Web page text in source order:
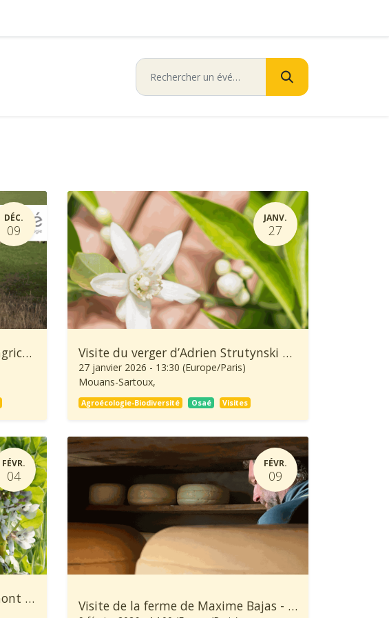
DÉC.
09
Comment concilier production agricole et préservation de la biodiversité ?
JANV.
27
Visite du verger d’Adrien Strutynski et de Jean-Nöel Falcou - 🌱 Quinzaine de l'Agroécologie
27 janvier 2026 - 13:30 (Europe/Paris)
Mouans-Sartoux,
Agroécologie-Biodiversité Osaé Visites
FÉVR.
04
Visite de la ferme de Sylvain Pimont - 🌱 Quinzaine de l'Agroécologie
FÉVR.
09
Visite de la ferme de Maxime Bajas - 🌱 Quinzaine de l'Agroécologie